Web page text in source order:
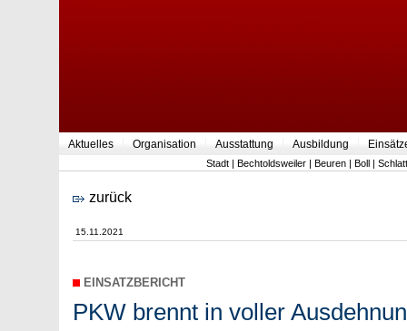
Aktuelles Organisation Ausstattung Ausbildung
Stadt | Bechtoldsweiler | Beuren | Boll | Schlatt
zurück
15.11.2021
EINSATZBERICHT
PKW brennt in voller